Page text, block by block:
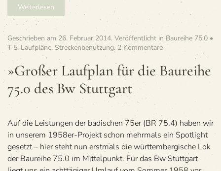
Weiterlesen
Geschrieben am 26. Februar 2014. Veröffentlicht in Baureihe 75.0 •
T 5, Laufpläne, Streckenbenutzung. 2 Kommentarezu
ßer
Lauf­
reihe
75.0
des
Bw
Stuttgart
»Gro­ßer Lauf­plan für die Bau­reihe
75.0 des Bw Stuttgart
Auf die Leis­tun­gen der badi­schen 75er (BR 75.4) haben wir
in unse­rem 1958er-Pro­jekt schon mehr­mals ein Spot­light
gesetzt – hier steht nun erst­mals die würt­tem­ber­gi­sche Lok
der Bau­reihe 75.0 im Mit­tel­punkt. Für das Bw Stutt­gart